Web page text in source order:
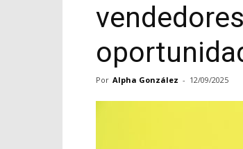
Por Alpha González - 12/09/2025